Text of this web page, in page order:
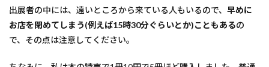
出展者の中には、遠いところから来ている人もいるので、 早めに
お店を閉めてしまう(例えば15時30分ぐらいとか)こともあるの
で、その点は注意してください。